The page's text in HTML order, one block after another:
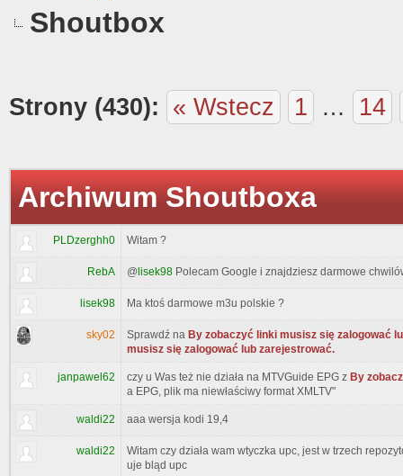
Shoutbox
Strony (430): « Wstecz 1 … 14
Archiwum Shoutboxa
PLDzerghh0 Witam ?
RebA @ lisek98 Polecam Google i znajdziesz darmowe
lisek98 Ma ktoś darmowe m3u polskie ?
sky02 Sprawdź na By zobaczyć linki musisz się zalogować
musisz się zalogować lub zarejestrować.
janpawel62 czy u Was też nie działa na MTVGuide EPG z By
a EPG, plik ma niewłaściwy format XMLTV"
waldi22 aaa wersja kodi 19,4
waldi22
Witam czy działa wam wtyczka upc, jest w trzech
uje bląd upc